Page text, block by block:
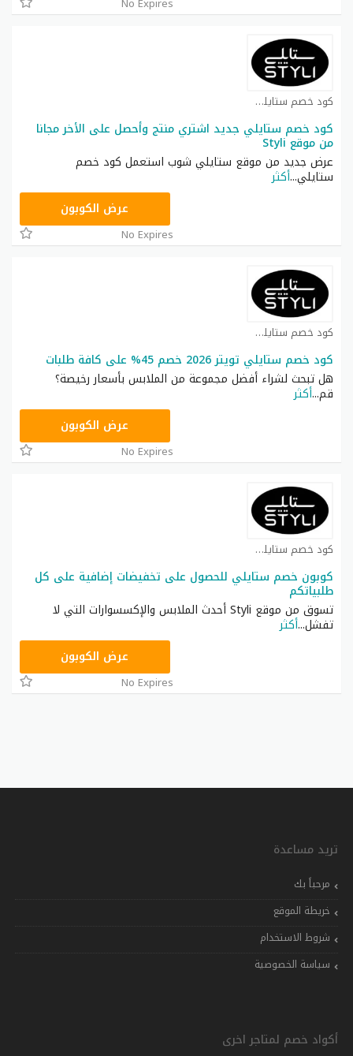
كود خصم ستايلي شوب كوبون
كود خصم ستايلي جديد اشتري منتج وأحصل على الأخر مجانا
من موقع Styli
عرض جديد من موقع ستايلي شوب استعمل كود خصم
ستايلي...أكثر
عرض الكوبون
No Expires
كود خصم ستايلي شوب كوبون
كود خصم ستايلي تويتر 2026 خصم 45% على كافة طلبات
هل تبحث لشراء أفضل مجموعة من الملابس بأسعار رخيصة؟
قم...أكثر
عرض الكوبون
No Expires
كود خصم ستايلي شوب كوبون
كوبون خصم ستايلي للحصول على تخفيضات إضافية على كل
طلبياتكم
تسوق من موقع Styli أحدث الملابس والإكسسوارات التي لا
تفشل...أكثر
عرض الكوبون
No Expires
تريد مساعدة
مرحباً بك
خريطة الموقع
شروط الاستخدام
سياسة الخصوصية
أكواد خصم لمتاجر اخرى